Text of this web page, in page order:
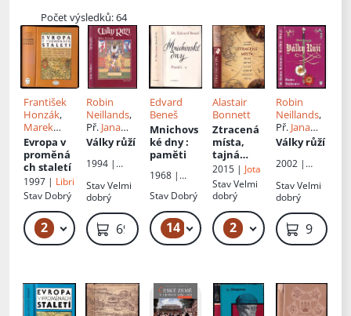
Počet výsledků: 64
František
Honzák,
Marek
Pečenka,
František
Stellner,
Jitka
Vlčková
Evropa v
proměná
ch staletí
1997 | Libri
Stav Dobrý
2 129 Kč
Robin
Neillands,
Př. Jana
Pečírková
Války růží
1994 |
vojsko
StavVelmi
dobrý
69 Kč
Edvard
Beneš
Mnichovs
ké dny:
paměti
1968 |
Stav Dobrý
14 49 Kč – 59 Kč
Alastair
Bonnett
Ztracená
místa,
tajná
města a
jiné
záhady na
mapě
světa
2015 | Jota
StavVelmi
dobrý
2 199 Kč
Robin
Neillands,
Př. Jana
Pečírková
Války růží
2002 |
vojsko
StavVelmi
dobrý
99 Kč